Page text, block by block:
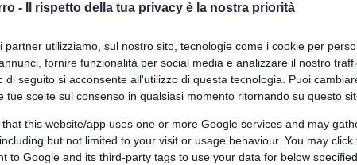
- Il rispetto della tua privacy è la nostra priorità
partner utilizziamo, sul nostro sito, tecnologie come i cookie per
fornire funzionalità per social media e analizzare il nostro
di seguito si acconsente all'utilizzo di questa tecnologia. Puoi
tue scelte sul consenso in qualsiasi momento ritornando su questo
that this website/app uses one or more Google services and may
but not limited to your visit or usage behaviour. You may
to Google and its third-party tags to use your data for below